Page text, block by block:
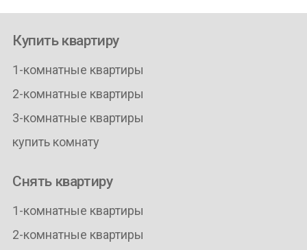
Купить квартиру
1-комнатные квартиры
2-комнатные квартиры
3-комнатные квартиры
купить комнату
Снять квартиру
1-комнатные квартиры
2-комнатные квартиры